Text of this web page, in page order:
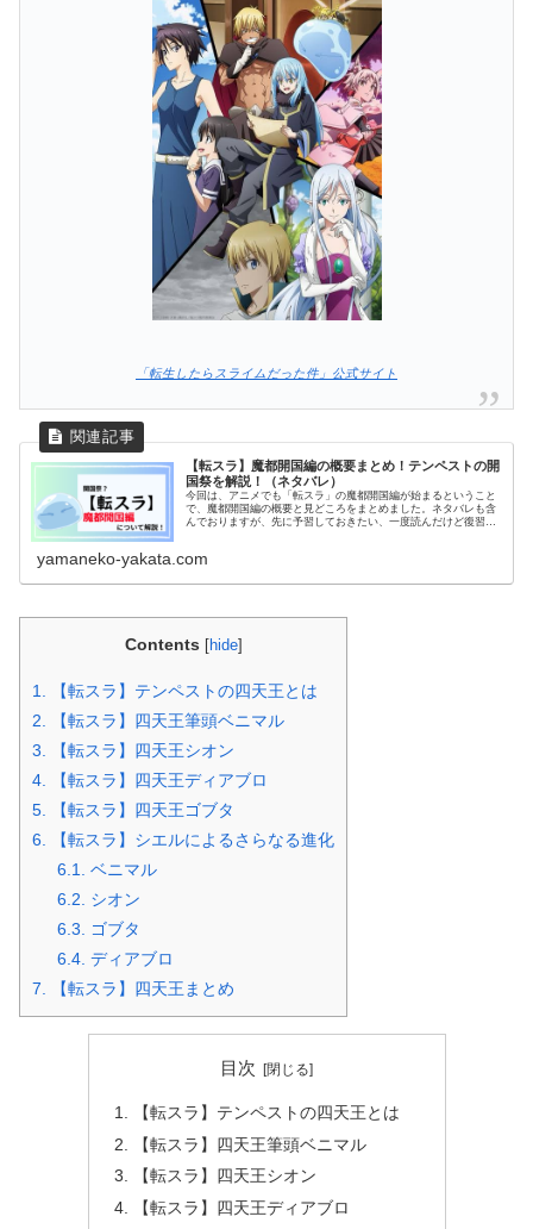
「転生したらスライムだった件」公式サイト
【転スラ】魔都開国編の概要まとめ！テンペストの開
国祭を解説！（ネタバレ）
今回は、アニメでも「転スラ」の魔都開国編が始まるということ
で、魔都開国編の概要と見どころをまとめました。ネタバレも含
んでおりますが、先に予習しておきたい、一度読んだけど復習し
yamaneko-yakata.com
Contents [hide]
1.
【転スラ】テンペストの四天王とは
2.
【転スラ】四天王筆頭ベニマル
3.
【転スラ】四天王シオン
4.
【転スラ】四天王ディアブロ
5.
【転スラ】四天王ゴブタ
6.
【転スラ】シエルによるさらなる進化
6.1.
ベニマル
6.2.
シオン
6.3.
ゴブタ
6.4. ディアブロ
7.
【転スラ】四天王まとめ
目次
【転スラ】テンペストの四天王とは
【転スラ】四天王筆頭ベニマル
【転スラ】四天王シオン
【転スラ】四天王ディアブロ